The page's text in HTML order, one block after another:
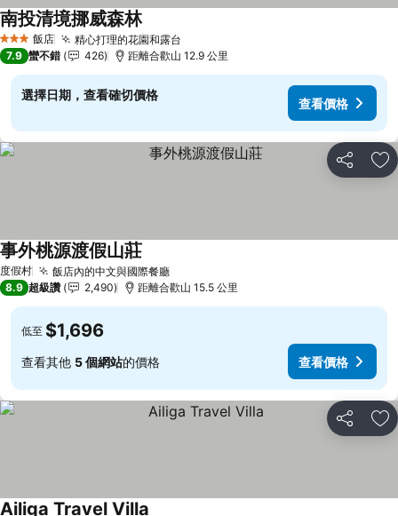
3 星級 飯店 精心打理的花園和露台
南投清境挪威森林查看價格
7.9 蠻不錯 426 距離合歡山 12.9 公里
選擇日期，查看確切價格
查看價格
分享 加
度假村 飯店內的中文與國際餐廳查看價格
事外桃源渡假山莊
8.9 超級讚 2,490 距離合歡山 15.5 公里
低至 $1,696
查看其他 5 個網站的價格 查看價格
分享 加
Ailiga Travel Villa